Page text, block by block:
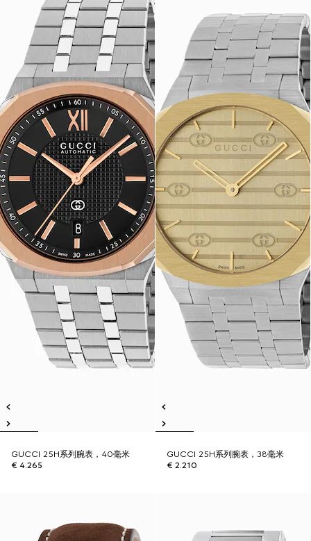
GUCCI 25H系列腕表，40毫米
€ 4.265
GUCCI 25H系列腕表，38毫米
€ 2.210